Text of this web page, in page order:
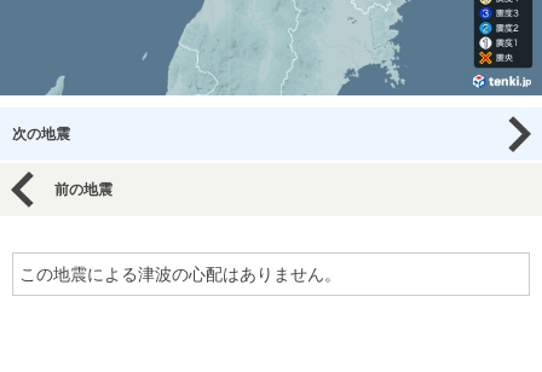
次の地震
前の地震
この地震による津波の心配はありません。